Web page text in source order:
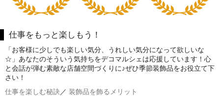
仕事をもっと楽しもう！
「お客様に少しでも楽しい気分、うれしい気分になって欲しいな
☆」あなたのそういう気持ちをデコマルシェは応援しています！心
と会話が弾む素敵な店舗空間づくりに♪ぜひ季節装飾品をお役立て下
さい！
仕事を楽しむ秘訣／ 装飾品を飾るメリット